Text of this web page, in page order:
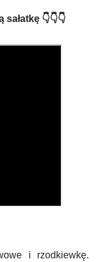
👇👇👇
i rzodkiewkę.